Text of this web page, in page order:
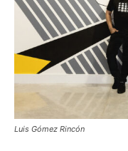
Luis Gómez Rincón